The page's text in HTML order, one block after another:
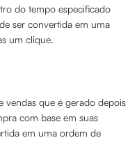
do tempo especificado
ser convertida em uma
um clique.
vendas que é gerado depois
com base em suas
em uma ordem de